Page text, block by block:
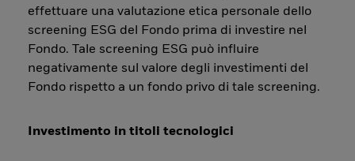
effettuare una valutazione etica personale dello
screening ESG del Fondo prima di investire nel
Fondo. Tale screening ESG può influire
negativamente sul valore degli investimenti del
Fondo rispetto a un fondo privo di tale screening.
Investimento in titoli tecnologici